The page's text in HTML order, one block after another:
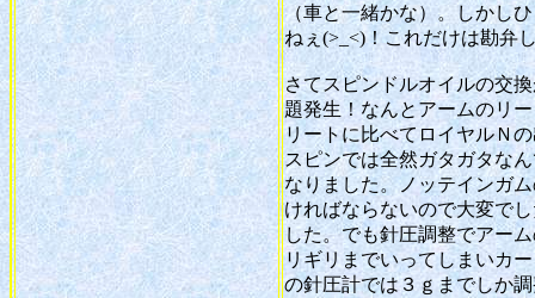
（車と一緒かな）。しかし
ねぇ(>_<)！これだけは勘弁
さてスピンドルオイルの交
題発生！なんとアームのリ
リートに比べてロイヤルＮ
スピンでは全然ガタガタな
なりました。ノッテインガ
ければならないので大変で
した。でも針圧調整でアー
リギリまでいってしまいカ
の針圧計では３ｇまでしか